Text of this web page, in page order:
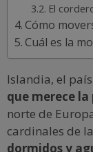
El
Cómo
Cuál es la
Islandia, el
que merece
norte de
cardinales de
dormidos y